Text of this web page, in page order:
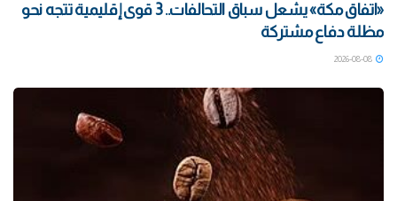
«اتفاق مكة» يشعل سباق التحالفات.. 3 قوى إقليمية تتجه نحو
مظلة دفاع مشتركة